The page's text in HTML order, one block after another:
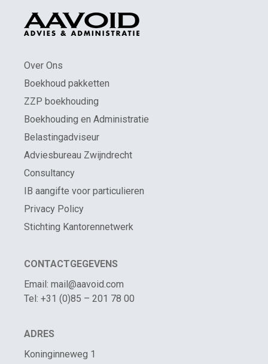
Over Ons
Boekhoud pakketten
ZZP boekhouding
Boekhouding en Administratie
Belastingadviseur
Adviesbureau Zwijndrecht
Consultancy
IB aangifte voor particulieren
Privacy Policy
Stichting Kantorennetwerk
CONTACTGEGEVENS
Email: mail@aavoid.com
Tel: +31 (0)85 – 201 78 00
ADRES
Koninginneweg 1